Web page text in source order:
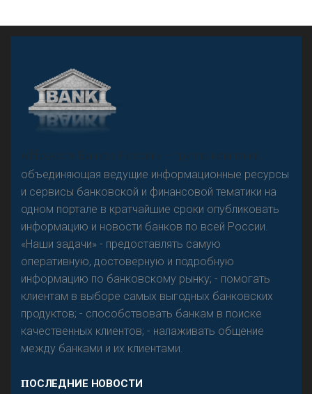
Резкого разворота на рынке автокредитов не
предвидится - «Интервью»
«Н
овости Банков России» – группа компаний,
объединяющая ведущие информационные ресурсы
и сервисы банковской и финансовой тематики на
одном портале в кратчайшие сроки опубликовать
информацию и новости банков по всей России.
«Наши задачи» - предоставлять самую
оперативную, достоверную и подробную
информацию по банковскому рынку; - помогать
клиентам в выборе самых выгодных банковских
продуктов; - способствовать банкам в поиске
качественных клиентов; - налаживать общение
между банками и их клиентами.
ПОСЛЕДНИЕ НОВОСТИ